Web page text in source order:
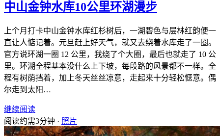
中山金钟水库10公里环湖漫步
上个月打卡中山金钟水库红杉树后，一湖碧色与层林红韵便一
直让人惦记着。元旦赶上好天气，就又去绕着水库走了一圈。
官方说环湖一圈 12 公里，我绕了个大圈，最后也就走了 10 公
里。环湖全程基本没什么上下坡，每段路的风景都不一样。全
程有树荫挡着，加上冬天丝丝凉意，走起来十分轻松惬意。偶
尔走到太阳…
继续阅读
阅读约需3分钟 · 照片